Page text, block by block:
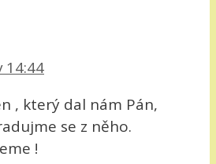
14:44
, který dal nám Pán,
se z něho.
!